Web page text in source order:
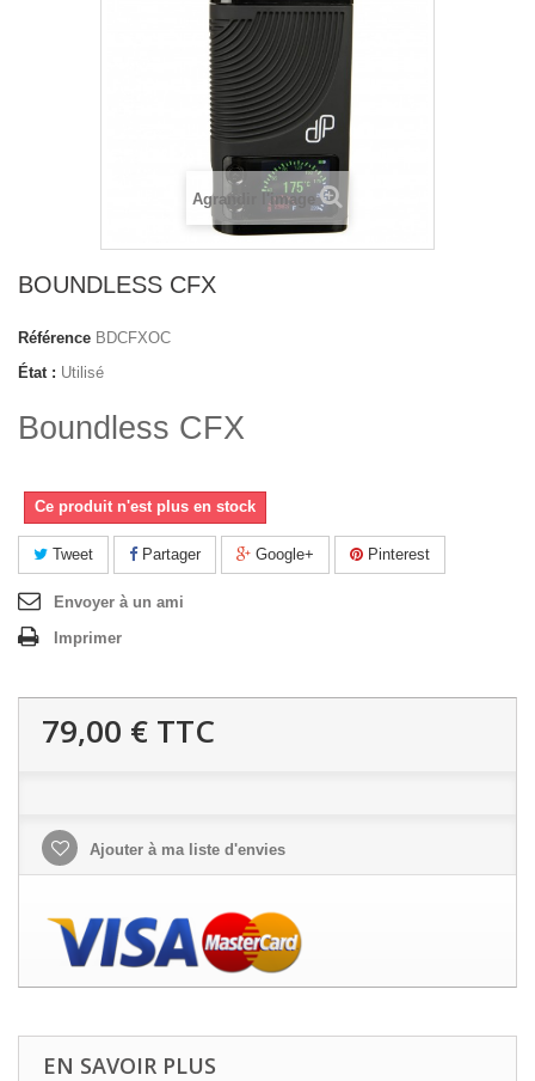
Agrandir l'image
BOUNDLESS CFX
Référence BDCFXOC
État : Utilisé
Boundless CFX
Ce produit n'est plus en stock
Tweet Partager Google+ Pinterest
Envoyer à un ami
Imprimer
79,00 € TTC
Ajouter à ma liste d'envies
EN SAVOIR PLUS